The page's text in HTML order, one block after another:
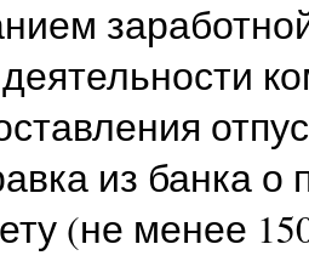
из банка
(не менее